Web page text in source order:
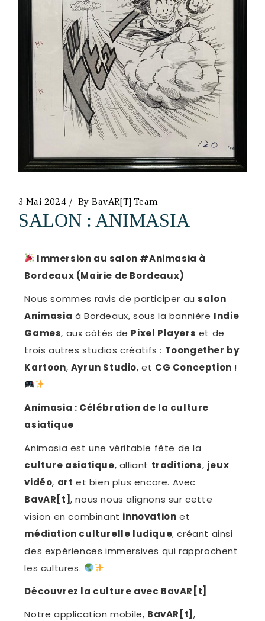
3 Mai 2024 By BavAR[t] Team
SALON : ANIMASIA
Immersion au salon #Animasia à
Bordeaux (Mairie de Bordeaux)
Nous sommes ravis de participer ausalon
Animasia à Bordeaux, sous la bannière Indie
Games, aux côtés de Pixel Players et de
trois autres studios créatifs : Toongether by
Kartoon, Ayrun Studio, et CG Conception !
Animasia : Célébration de la culture
asiatique
Animasia est une véritable fête de la
culture asiatique, alliant traditions, jeux
vidéo, art et bien plus encore. Avec
BavAR[t], nous nous alignons sur cette
vision en combinant innovation et
médiation culturelle ludique, créant ainsi
des expériences immersives qui rapprochent
les cultures.
Découvrez la culture avec BavAR[t]
Notre application mobile, BavAR[t] ,